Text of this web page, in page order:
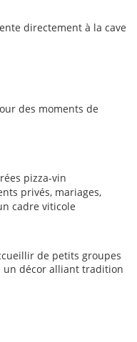
directement à la cave
des moments de
pizza-vin
privés, mariages,
cadre viticole
de petits groupes
un décor alliant tradition